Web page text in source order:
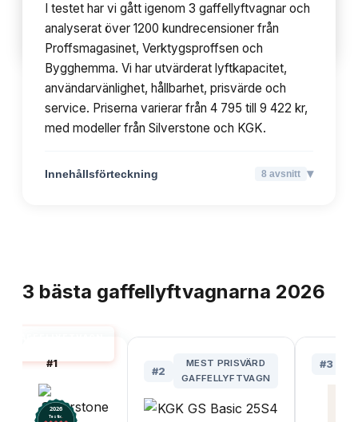
Innehållsförteckning 8avsnitt
I testet har vi gått igenom 3 gaffellyftvagnar och
analyserat över 1200 kundrecensioner från
Proffsmagasinet, Verktygsproffsen och
Bygghemma. Vi har utvärderat lyftkapacitet,
användarvänlighet, hållbarhet, prisvärde och
service. Priserna varierar från 4 795 till 9 422 kr,
med modeller från Silverstone och KGK.
Innehållsförteckning 8 avsnitt ▾
3 bästa gaffellyftvagnarna 2026
#1
2026
Testix.
#2
MEST PRISVÄRD
GAFFELLYFTVAGN
#3